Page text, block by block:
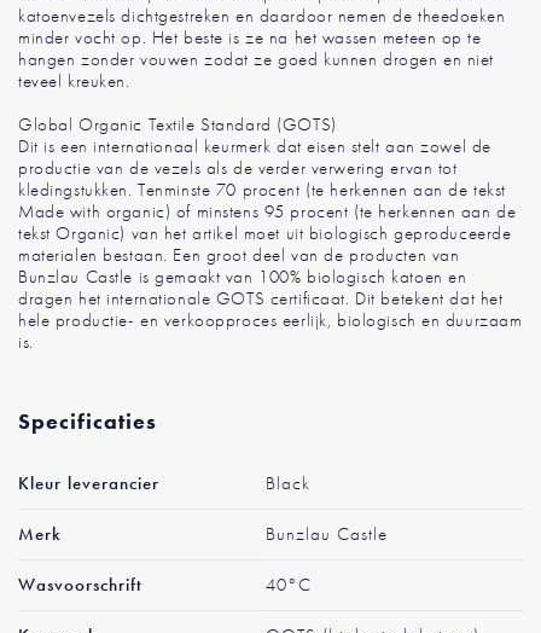
katoenvezels dichtgestreken en daardoor nemen de theedoeken
minder vocht op. Het beste is ze na het wassen meteen op te
hangen zonder vouwen zodat ze goed kunnen drogen en niet
teveel kreuken.
Global Organic Textile Standard (GOTS)
Dit is een internationaal keurmerk dat eisen stelt aan zowel de
productie van de vezels als de verder verwering ervan tot
kledingstukken. Tenminste 70 procent (te herkennen aan de tekst
Made with organic) of minstens 95 procent (te herkennen aan de
tekst Organic) van het artikel moet uit biologisch geproduceerde
materialen bestaan. Een groot deel van de producten van
Bunzlau Castle is gemaakt van 100% biologisch katoen en
dragen het internationale GOTS certificaat. Dit betekent dat het
hele productie- en verkoopproces eerlijk, biologisch en duurzaam
is.
Specificaties
Meer
informatie
Kleur leverancier Black
Merk Bunzlau Castle
Wasvoorschrift 40°C